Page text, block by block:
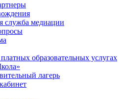
служба медиации
образовательных услугах
лагерь